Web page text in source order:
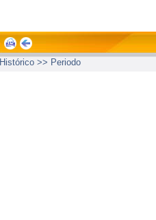
Histórico >> Periodo